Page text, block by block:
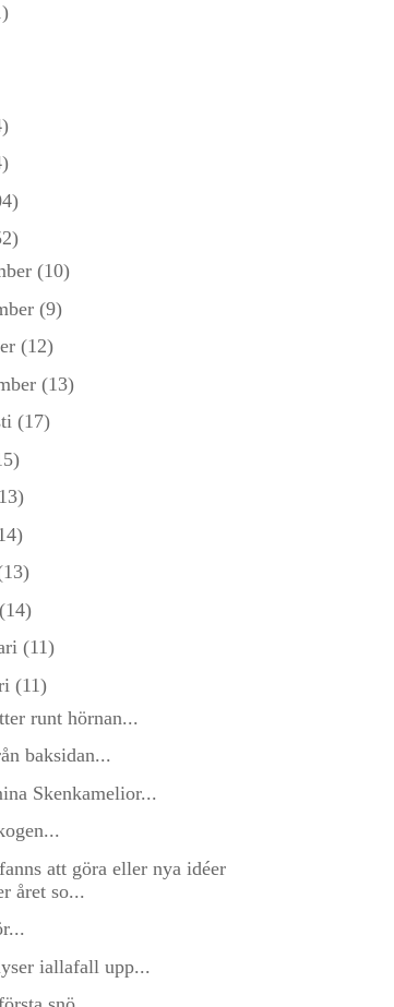
(10)
(9)
(12)
(13)
(17)
(14)
(11)
(11)
runt hörnan...
baksidan...
Skenkamelior...
att göra eller nya idéer
året so...
iallafall upp...